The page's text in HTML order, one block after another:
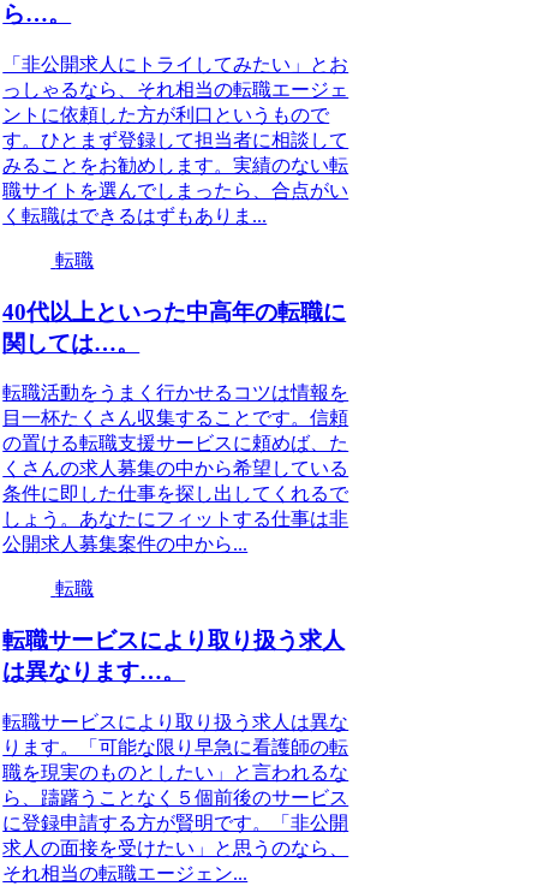
ら…。
「非公開求人にトライしてみたい」とお
っしゃるなら、それ相当の転職エージェ
ントに依頼した方が利口というもので
す。ひとまず登録して担当者に相談して
みることをお勧めします。実績のない転
職サイトを選んでしまったら、合点がい
く転職はできるはずもありま...
転職
40代以上といった中高年の転職に
関しては…。
転職活動をうまく行かせるコツは情報を
目一杯たくさん収集することです。信頼
の置ける転職支援サービスに頼めば、た
くさんの求人募集の中から希望している
条件に即した仕事を探し出してくれるで
しょう。あなたにフィットする仕事は非
公開求人募集案件の中から...
転職
転職サービスにより取り扱う求人
は異なります…。
転職サービスにより取り扱う求人は異な
ります。「可能な限り早急に看護師の転
職を現実のものとしたい」と言われるな
ら、躊躇うことなく５個前後のサービス
に登録申請する方が賢明です。「非公開
求人の面接を受けたい」と思うのなら、
それ相当の転職エージェン...